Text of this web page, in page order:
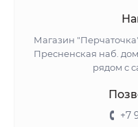
Магазин
Пресненская наб.
рядом с
+7